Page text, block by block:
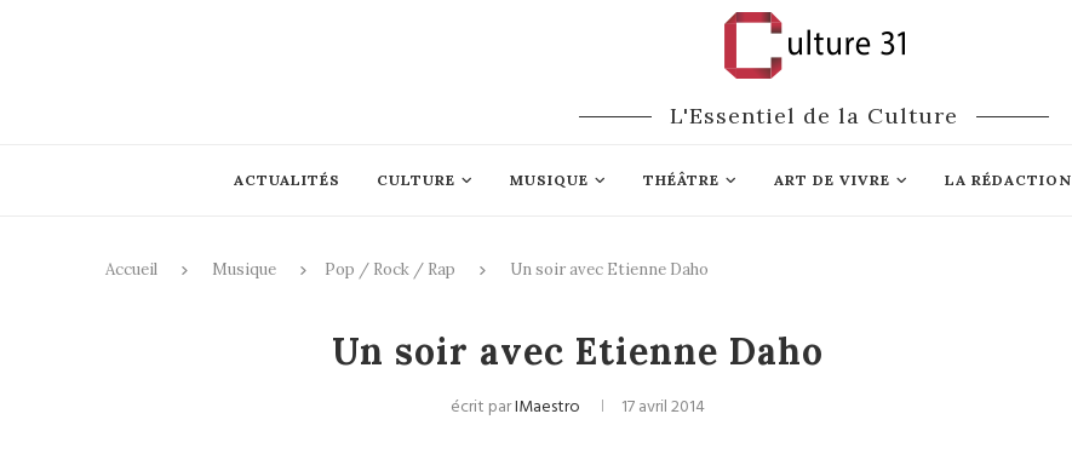
L'Essentiel de la Culture
ACTUALITÉS CULTURE MUSIQUE THÉÂTRE ART DE VIVRE LA RÉDACTION
Accueil Musique Pop / Rock / Rap Un soir avec Etienne Daho
Un soir avec Etienne Daho
écrit parIMaestro 17 avril 2014